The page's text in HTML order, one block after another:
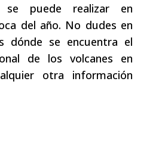
se puede realizar en
del año. No dudes en
dónde se encuentra el
de los volcanes en
otra información